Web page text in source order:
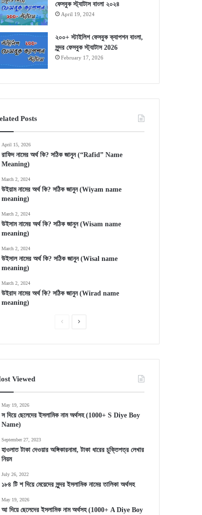
ফেসবুক স্ট্যাটাস বাংলা ২০২৪
April 19, 2024
২০০+ স্টাইলিশ ফেসবুক ক্যাপশন বাংলা,
সুন্দর ফেসবুক স্ট্যাটাস 2026
February 17, 2026
Posts
April 15, 2026
রাফিদ নামের অর্থ কি? সঠিক জানুন (“Rafid” Name
Meaning)
March 2, 2024
উইয়াম নামের অর্থ কি? সঠিক জানুন (Wiyam name
meaning)
March 2, 2024
উইসাম নামের অর্থ কি? সঠিক জানুন (Wisam name
meaning)
March 2, 2024
উইসাল নামের অর্থ কি? সঠিক জানুন (Wisal name
meaning)
March 2, 2024
উইরাদ নামের অর্থ কি? সঠিক জানুন (Wirad name
meaning)
PreviousNext
Viewed
May 19, 2026
স দিয়ে ছেলেদের ইসলামিক নাম অর্থসহ (1000+ S Diye Boy
Name)
September 27, 2023
হাওলাত টাকা দেওয়ার অঙ্গিকারনামা, টাকা ধারের চুক্তিপত্র লেখার
নিয়ম
July 26, 2022
১৮৪ টি শ দিয়ে মেয়েদের সুন্দর ইসলামিক নামের তালিকা অর্থসহ
May 19, 2026
আ দিয়ে ছেলেদের ইসলামিক নাম অর্থসহ (1000+ A Diye Boy